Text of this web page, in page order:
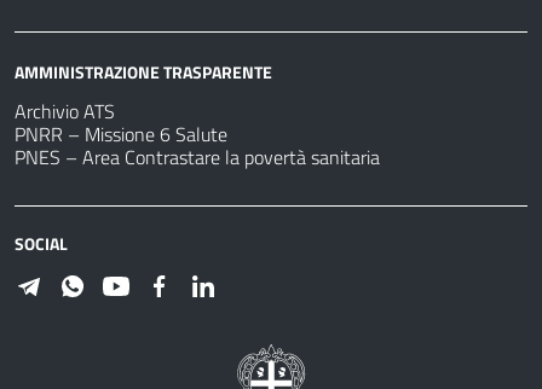
AMMINISTRAZIONE TRASPARENTE
Archivio ATS
PNRR – Missione 6 Salute
PNES – Area Contrastare la povertà sanitaria
SOCIAL